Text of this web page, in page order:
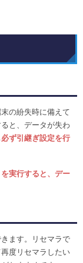
の紛失時に備えて
と、データが失わ
必ず引継ぎ設定を行
を実行すると、デー
ます。リセマラで
度リセマラしたい